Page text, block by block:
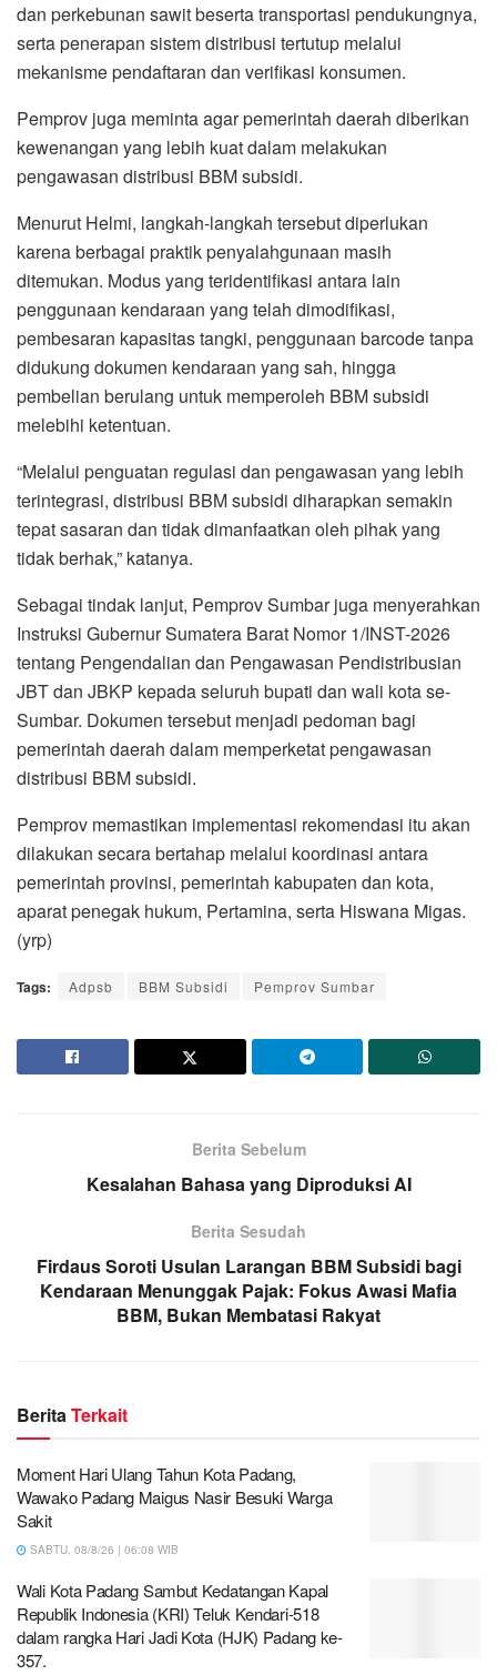
dan perkebunan sawit beserta transportasi pendukungnya,
serta penerapan sistem distribusi tertutup melalui
mekanisme pendaftaran dan verifikasi konsumen.
Pemprov juga meminta agar pemerintah daerah diberikan
kewenangan yang lebih kuat dalam melakukan
pengawasan distribusi BBM subsidi.
Menurut Helmi, langkah-langkah tersebut diperlukan
karena berbagai praktik penyalahgunaan masih
ditemukan. Modus yang teridentifikasi antara lain
penggunaan kendaraan yang telah dimodifikasi,
pembesaran kapasitas tangki, penggunaan barcode tanpa
didukung dokumen kendaraan yang sah, hingga
pembelian berulang untuk memperoleh BBM subsidi
melebihi ketentuan.
“Melalui penguatan regulasi dan pengawasan yang lebih
terintegrasi, distribusi BBM subsidi diharapkan semakin
tepat sasaran dan tidak dimanfaatkan oleh pihak yang
tidak berhak,” katanya.
Sebagai tindak lanjut, Pemprov Sumbar juga menyerahkan
Instruksi Gubernur Sumatera Barat Nomor 1/INST-2026
tentang Pengendalian dan Pengawasan Pendistribusian
JBT dan JBKP kepada seluruh bupati dan wali kota se-
Sumbar. Dokumen tersebut menjadi pedoman bagi
pemerintah daerah dalam memperketat pengawasan
distribusi BBM subsidi.
Pemprov memastikan implementasi rekomendasi itu akan
dilakukan secara bertahap melalui koordinasi antara
pemerintah provinsi, pemerintah kabupaten dan kota,
aparat penegak hukum, Pertamina, serta Hiswana Migas.
(yrp)
Tags: Adpsb BBM Subsidi Pemprov Sumbar
Berita Sebelum
Kesalahan Bahasa yang Diproduksi AI
Berita Sesudah
Firdaus Soroti Usulan Larangan BBM Subsidi bagi
Kendaraan Menunggak Pajak: Fokus Awasi Mafia
BBM, Bukan Membatasi Rakyat
BeritaTerkait
Moment Hari Ulang Tahun Kota Padang,
Wawako Padang Maigus Nasir Besuki Warga
Sakit
SABTU, 08/8/26 | 06:08 WIB
Wali Kota Padang Sambut Kedatangan Kapal
Republik Indonesia (KRI) Teluk Kendari-518
dalam rangka Hari Jadi Kota (HJK) Padang ke-
357.